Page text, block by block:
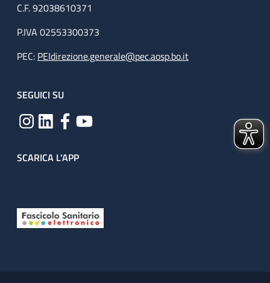
C.F. 92038610371
P.IVA 02553300373
PEC: PEIdirezione.generale@pec.aosp.bo.it
SEGUICI SU
SCARICA L'APP